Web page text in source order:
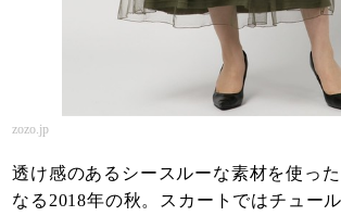
zozo.jp
透け感のあるシースルーな素材を使っ
なる2018年の秋。スカートではチュー